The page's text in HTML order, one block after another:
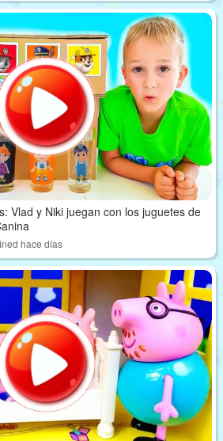
Vlad y Niki juegan con los juguetes de
hace días